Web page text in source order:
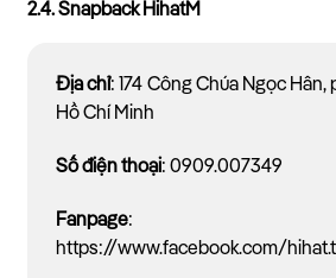
2.4. Snapback HihatM
Địa chỉ: 174 Công Chúa Ngọc Hân,
Hồ Chí Minh
Số điện thoại: 0909.007349
Fanpage:
https://www.facebook.com/